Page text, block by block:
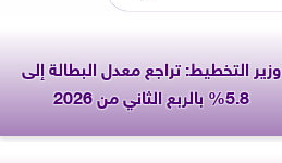
وزير التخطيط: تراجع معدل البطالة إلى
5.8% بالربع الثاني من 2026